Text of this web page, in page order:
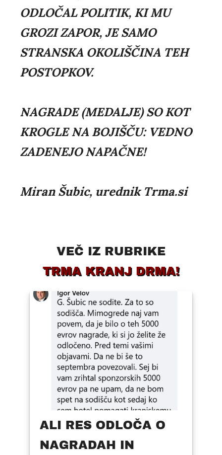
ODLOČAL POLITIK, KI MU
GROZI ZAPOR, JE SAMO
STRANSKA OKOLIŠČINA TEH
POSTOPKOV.
NAGRADE (MEDALJE) SO KOT
KROGLE NA BOJIŠČU: VEDNO
ZADENEJO NAPAČNE!
Miran Šubic, urednik Trma.si
VEČ IZ RUBRIKE
TRMA KRANJ DRMA!
ALI RES ODLOČA O
NAGRADAH IN